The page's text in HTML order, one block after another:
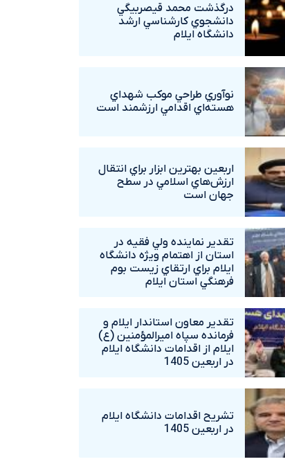
درگذشت محمد قيصربيگي
دانشجوي کارشناسي ارشد
دانشگاه ايلام
نوآوري طراحي موکب شهداي
هسته‌اي اقدامي ارزشمند است
اربعين بهترين ابزار براي انتقال
ارزش‌هاي اسلامي در سطح
جهان است
تقدير نماينده ولي فقيه در
استان از اهتمام ويژه دانشگاه‌
ايلام براي ارتقاي زيست بوم
فرهنگي استان ايلام
تقدير معاون استاندار ايلام و
فرمانده سپاه اميرالمؤمنين (ع)
ايلام از اقدامات دانشگاه ايلام
در اربعين 1405
تشريح اقدامات دانشگاه ايلام
در اربعين 1405